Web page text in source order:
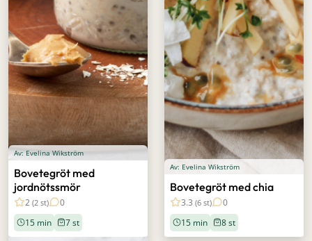
Av: Evelina Wikström
Bovetegröt med
jordnötssmör
2 (2 st)
0
15 min
7 st
Av: Evelina Wikström
Bovetegröt med chia
3.3 (6 st)
0
15 min
8 st